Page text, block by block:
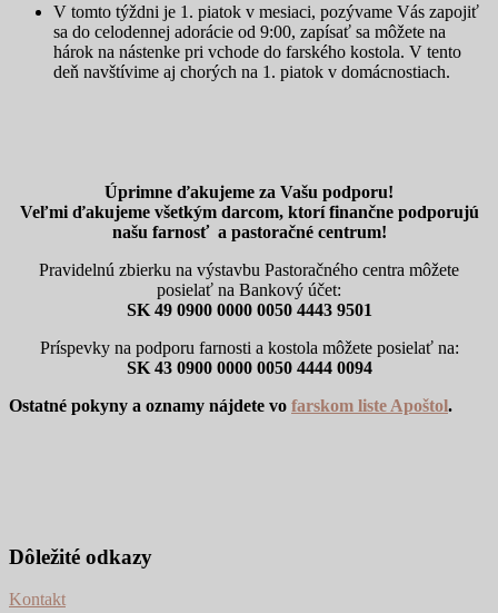
V tomto týždni je 1. piatok v mesiaci, pozývame Vás zapojiť
sa do celodennej adorácie od 9:00, zapísať sa môžete na
hárok na nástenke pri vchode do farského kostola. V tento
deň navštívime aj chorých na 1. piatok v domácnostiach.
Úprimne ďakujeme za Vašu podporu!
Veľmi ďakujeme všetkým darcom, ktorí finančne podporujú
našu farnosť a pastoračné centrum!
Pravidelnú zbierku na výstavbu Pastoračného centra môžete
posielať na Bankový účet:
SK 49 0900 0000 0050 4443 9501
Príspevky na podporu farnosti a kostola môžete posielať na:
SK 43 0900 0000 0050 4444 0094
Ostatné pokyny a oznamy nájdete vo farskom liste Apoštol.
Dôležité odkazy
Kontakt